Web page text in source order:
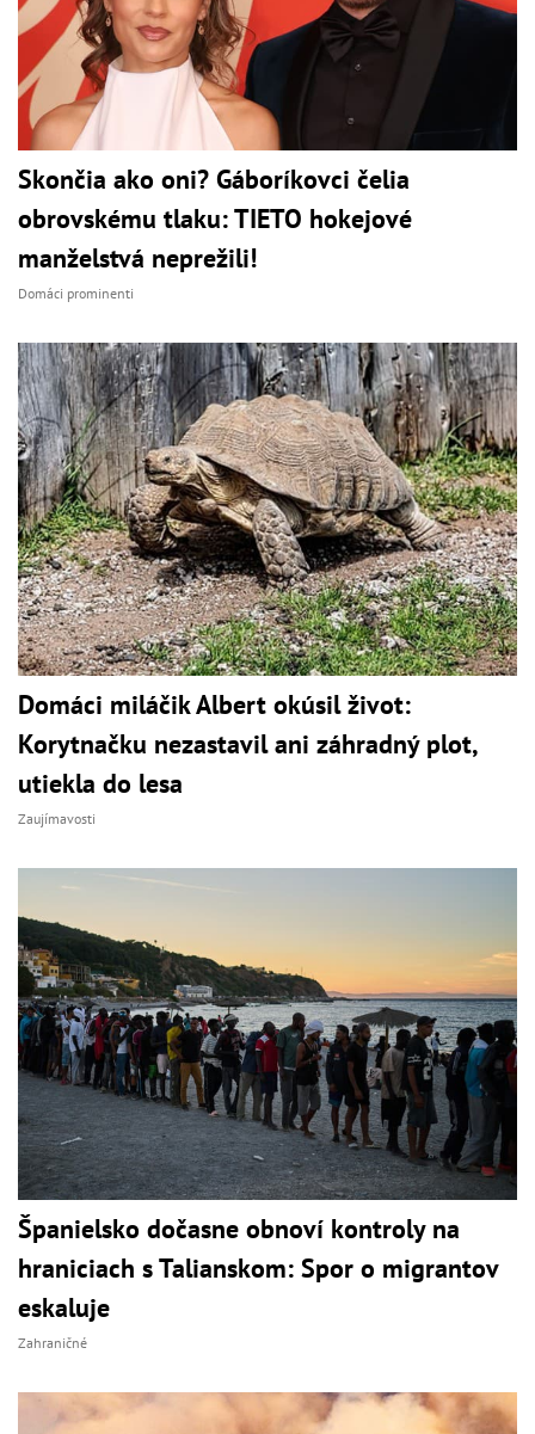
Skončia ako oni? Gáboríkovci čelia
obrovskému tlaku: TIETO hokejové
manželstvá neprežili!
Domáci prominenti
Domáci miláčik Albert okúsil život:
Korytnačku nezastavil ani záhradný plot,
utiekla do lesa
Zaujímavosti
Španielsko dočasne obnoví kontroly na
hraniciach s Talianskom: Spor o migrantov
eskaluje
Zahraničné